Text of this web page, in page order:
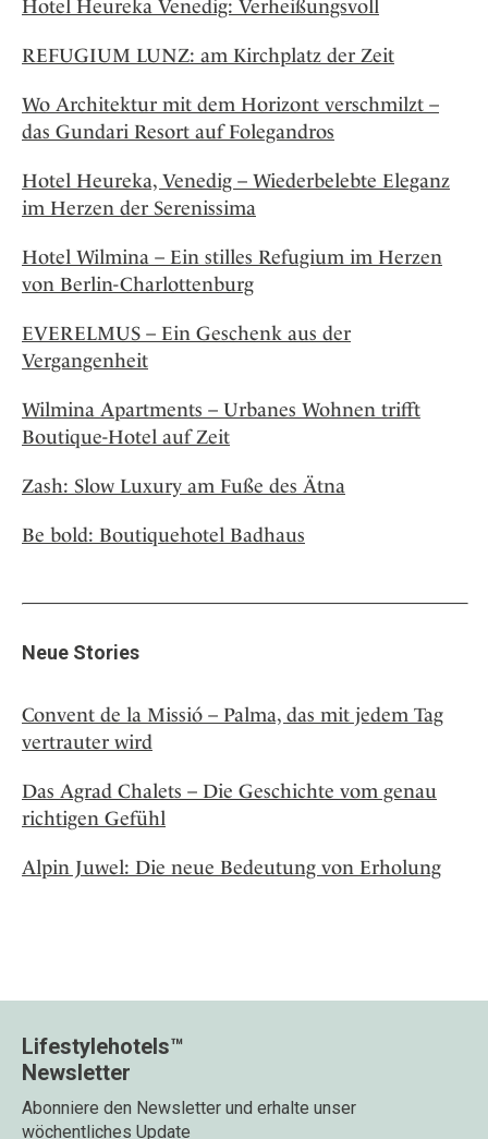
Hotel Heureka Venedig: Verheißungsvoll
REFUGIUM LUNZ: am Kirchplatz der Zeit
Wo Architektur mit dem Horizont verschmilzt –
das Gundari Resort auf Folegandros
Hotel Heureka, Venedig – Wiederbelebte Eleganz
im Herzen der Serenissima
Hotel Wilmina – Ein stilles Refugium im Herzen
von Berlin-Charlottenburg
EVERELMUS – Ein Geschenk aus der
Vergangenheit
Wilmina Apartments – Urbanes Wohnen trifft
Boutique-Hotel auf Zeit
Zash: Slow Luxury am Fuße des Ätna
Be bold: Boutiquehotel Badhaus
Neue Stories
Convent de la Missió – Palma, das mit jedem Tag
vertrauter wird
Das Agrad Chalets – Die Geschichte vom genau
richtigen Gefühl
Alpin Juwel: Die neue Bedeutung von Erholung
Lifestylehotels™
Newsletter
Abonniere den Newsletter und erhalte unser
wöchentliches Update